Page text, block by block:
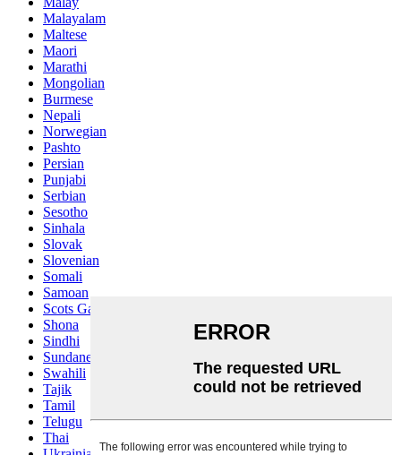
Malayalam
Maltese
Maori
Marathi
Mongolian
Burmese
Nepali
Norwegian
Pashto
Persian
Punjabi
Serbian
Sesotho
Sinhala
Slovak
Slovenian
Somali
Samoan
Scots Gaelic
Shona
Sindhi
Sundanese
Swahili
Tajik
Tamil
Telugu
Thai